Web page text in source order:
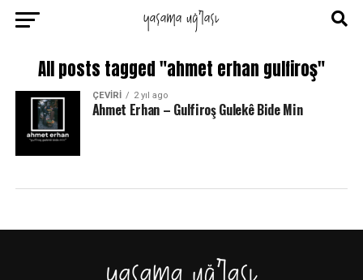
All posts tagged "ahmet erhan gulfiroş"
ÇEVIRI 2 yıl ago
Ahmet Erhan – Gulfiroş Gulekê Bide Min